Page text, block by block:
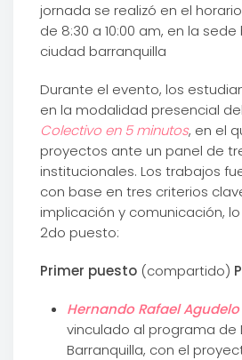
jornada se realizó en el
de 8:30 a 10:00 am, en la
ciudad barranquilla
Durante el evento, los
en la modalidad presencial del
Colectivo en 5 minutos, en el
proyectos ante un panel de
institucionales. Los trabajos
con base en tres criterios
implicación y comunicación, lo
2do puesto:
Primer puesto (compartido)
Hernando Rafael
vinculado al programa de
Barranquilla, con el